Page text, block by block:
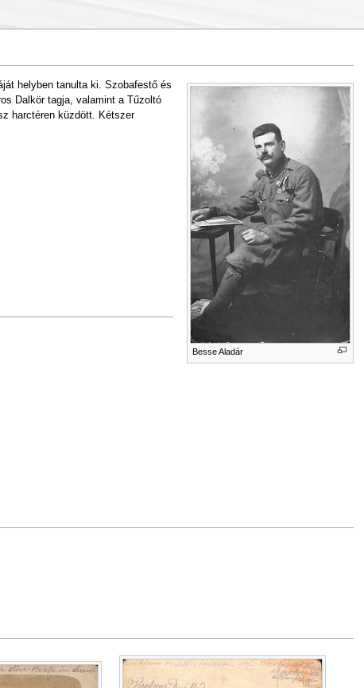
Besse Aladár
helyben tanulta ki. Szobafestő és
Dalkör tagja, valamint a Tűzoltó
harctéren küzdött. Kétszer